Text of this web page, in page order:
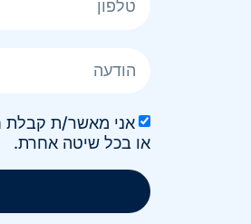
או בכל שיטה אחרת.